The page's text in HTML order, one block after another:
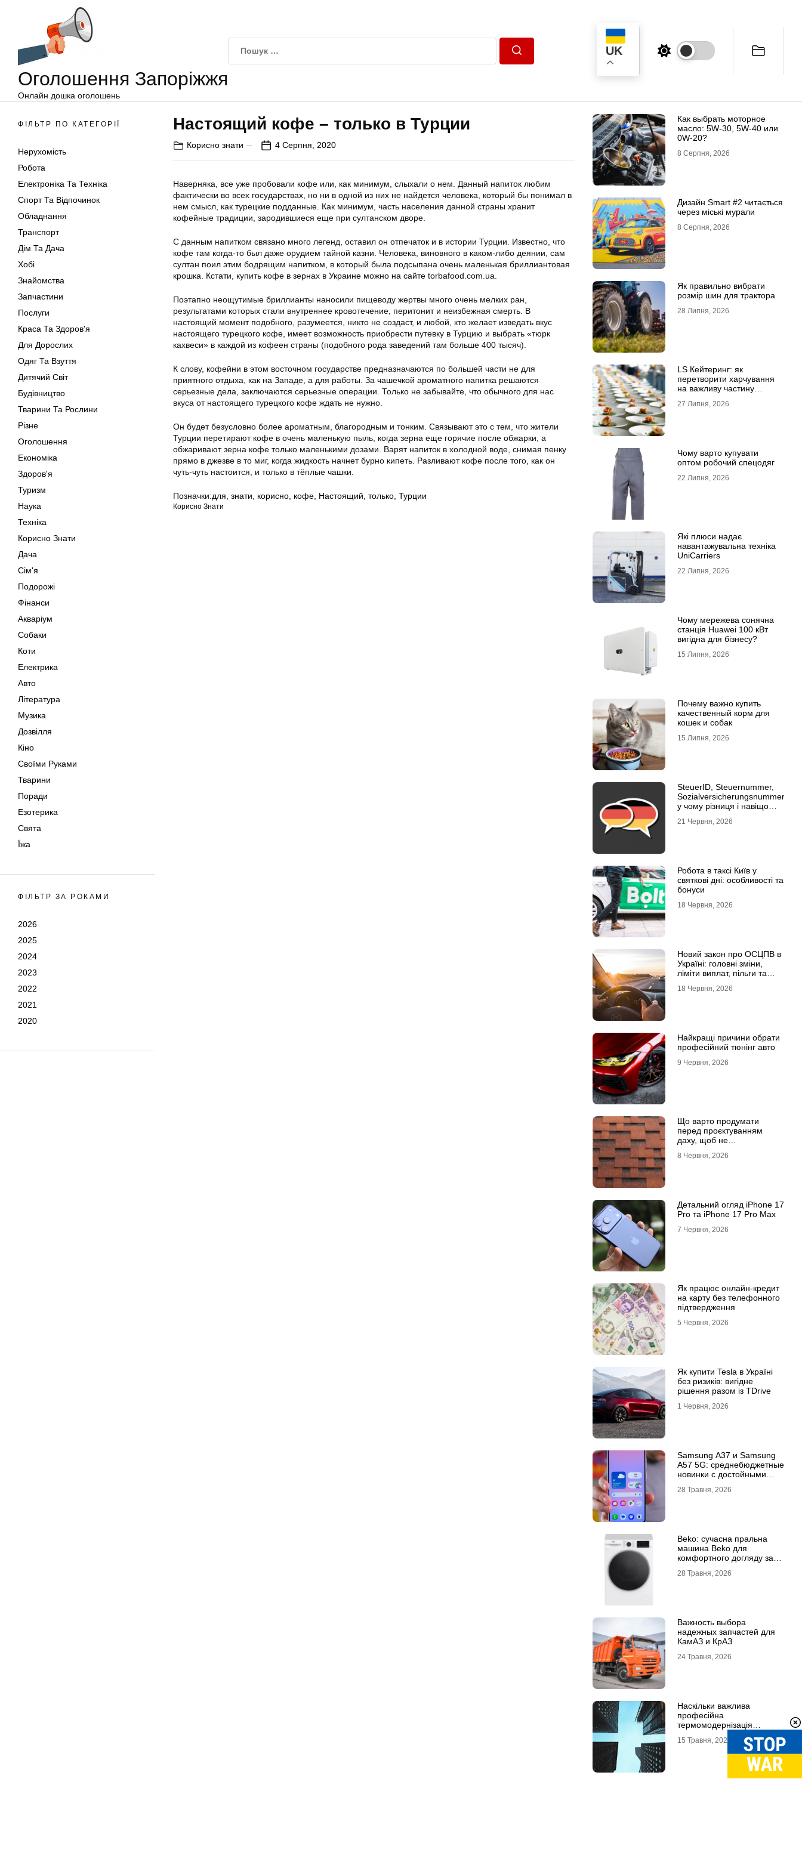
Оголошення Запоріжжя
Онлайн дошка оголошень
UK
ФІЛЬТР ПО КАТЕГОРІЇ
Нерухомість
Робота
Електроніка Та Техніка
Спорт Та Відпочинок
Обладнання
Транспорт
Дім Та Дача
Хобі
Знайомства
Запчастини
Послуги
Краса Та Здоров'я
Для Дорослих
Одяг Та Взуття
Дитячий Світ
Будівництво
Тварини Та Рослини
Різне
Оголошення
Економіка
Здоров'я
Туризм
Наука
Техніка
Корисно Знати
Дача
Сім'я
Подорожі
Фінанси
Акваріум
Собаки
Коти
Електрика
Авто
Література
Музика
Дозвілля
Кіно
Своїми Руками
Тварини
Поради
Езотерика
Свята
Їжа
ФІЛЬТР ЗА РОКАМИ
2026
2025
2024
2023
2022
2021
2020
Настоящий кофе – только в Турции
Корисно знати 4 Серпня, 2020
Наверняка, все уже пробовали кофе или, как минимум, слыхали о нем. Данный напиток любим
фактически во всех государствах, но ни в одной из них не найдется человека, который бы понимал в
нем смысл, как турецкие подданные. Как минимум, часть населения данной страны хранит
кофейные традиции, зародившиеся еще при султанском дворе.
С данным напитком связано много легенд, оставил он отпечаток и в истории Турции. Известно, что
кофе там когда-то был даже орудием тайной казни. Человека, виновного в каком-либо деянии, сам
султан поил этим бодрящим напитком, в который была подсыпана очень маленькая бриллиантовая
крошка. Кстати, купить кофе в зернах в Украине можно на сайте torbafood.com.ua.
Поэтапно неощутимые бриллианты наносили пищеводу жертвы много очень мелких ран,
результатами которых стали внутреннее кровотечение, перитонит и неизбежная смерть. В
настоящий момент подобного, разумеется, никто не создаст, и любой, кто желает изведать вкус
настоящего турецкого кофе, имеет возможность приобрести путевку в Турцию и выбрать «тюрк
кахвеси» в каждой из кофеен страны (подобного рода заведений там больше 400 тысяч).
К слову, кофейни в этом восточном государстве предназначаются по большей части не для
приятного отдыха, как на Западе, а для работы. За чашечкой ароматного напитка решаются
серьезные дела, заключаются серьезные операции. Только не забывайте, что обычного для нас
вкуса от настоящего турецкого кофе ждать не нужно.
Он будет безусловно более ароматным, благородным и тонким. Связывают это с тем, что жители
Турции перетирают кофе в очень маленькую пыль, когда зерна еще горячие после обжарки, а
обжаривают зерна кофе только маленькими дозами. Варят напиток в холодной воде, снимая пенку
прямо в джезве в то миг, когда жидкость начнет бурно кипеть. Разливают кофе после того, как он
чуть-чуть настоится, и только в тёплые чашки.
Позначки:для знати корисно кофе Настоящий только Турции
Корисно Знати
Как выбрать моторное
масло: 5W-30, 5W-40 или
0W-20?
8 Серпня, 2026
Дизайн Smart #2 читається
через міські мурали
8 Серпня, 2026
Як правильно вибрати
розмір шин для трактора
28 Липня, 2026
LS Кейтеринг: як
перетворити харчування
на важливу частину
27 Липня, 2026
Чому варто купувати
оптом робочий спецодяг
22 Липня, 2026
Які плюси надає
навантажувальна техніка
UniCarriers
22 Липня, 2026
Чому мережева сонячна
станція Huawei 100 кВт
вигідна для бізнесу?
15 Липня, 2026
Почему важно купить
качественный корм для
кошек и собак
15 Липня, 2026
SteuerID, Steuernummer,
Sozialversicherungsnummer:
у чому різниця і навіщо
21 Червня, 2026
Робота в таксі Київ у
святкові дні: особливості та
бонуси
18 Червня, 2026
Новий закон про ОСЦПВ в
Україні: головні зміни,
ліміти виплат, пільги та
18 Червня, 2026
Найкращі причини обрати
професійний тюнінг авто
9 Червня, 2026
Що варто продумати
перед проєктуванням
даху, щоб не
будівництва
8 Червня, 2026
Детальний огляд iPhone 17
Pro та iPhone 17 Pro Max
7 Червня, 2026
Як працює онлайн-кредит
на карту без телефонного
підтвердження
5 Червня, 2026
Як купити Tesla в Україні
без ризиків: вигідне
рішення разом із TDrive
1 Червня, 2026
Samsung A37 и Samsung
A57 5G: среднебюджетные
новинки с достойными
28 Травня, 2026
Beko: сучасна пральна
машина Beko для
комфортного догляду за
28 Травня, 2026
Важность выбора
надежных запчастей для
КамАЗ и КрАЗ
24 Травня, 2026
Наскільки важлива
професійна
термомодернізація
15 Травня, 2026